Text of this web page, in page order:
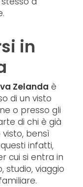
in
Zelanda è
di un visto
o presso gli
di chi è già
visto, bensì
infatti,
cui si entra in
studio, viaggio